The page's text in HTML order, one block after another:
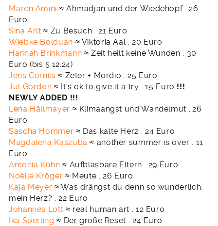
Maren Amini ≈ Ahmadjan und der Wiedehopf . 26
Euro
Sina Arlt ≈ Zu Besuch . 21 Euro
Wiebke Bolduan ≈ Viktoria Aal . 20 Euro
Hannah Brinkmann ≈ Zeit heilt keine Wunden . 30
Euro (bis 5.12.24)
Jens Cornils ≈ Zeter + Mordio . 25 Euro
Jul Gordon ≈ It’s ok to give it a try . 15 Euro !!!
NEWLY ADDED !!!
Lena Hällmayer ≈ Klimaangst und Wandelmut . 26
Euro
Sascha Hommer ≈ Das kalte Herz . 24 Euro
Magdalena Kaszuba ≈ another summer is over . 11
Euro
Antonia Kühn ≈ Aufblasbare Eltern . 29 Euro
Noëlle Kröger ≈ Meute . 26 Euro
Kaja Meyer ≈ Was drängst du denn so wunderlich,
mein Herz? . 22 Euro
Johannes Lott ≈ real human art . 12 Euro
Ika Sperling ≈ Der große Reset . 24 Euro